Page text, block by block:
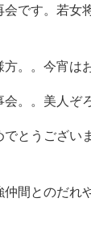
会です。若女
方。。今宵は
会。。美人ぞ
でとうござい
間とのだれ